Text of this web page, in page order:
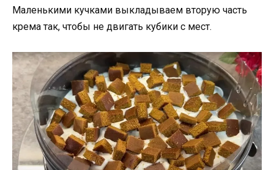
Маленькими кучками выкладываем вторую часть
крема так, чтобы не двигать кубики с мест.